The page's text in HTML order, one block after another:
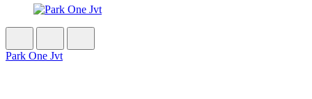
Park One Jvt